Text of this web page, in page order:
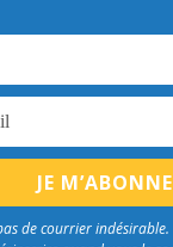
de courrier indésirable.